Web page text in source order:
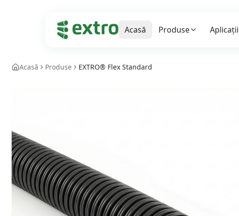
Acasă Produse Aplicații
Acasă Produse EXTRO® Flex Standard